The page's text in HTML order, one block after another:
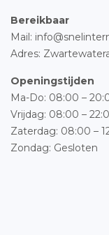
Bereikbaar
Mail:
Adres:
Openingstijden
Ma-Do: 08:00 –
Vrijdag: 08:00 –
Zaterdag: 08:00 –
Zondag: Gesloten